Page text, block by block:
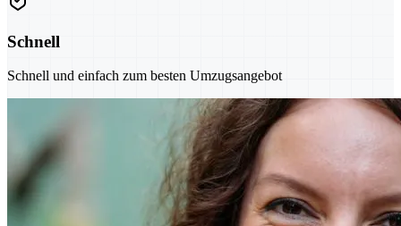
Schnell
Schnell und einfach zum besten Umzugsangebot